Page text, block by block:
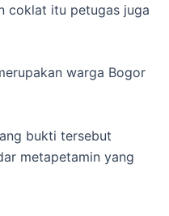
coklat itu petugas juga
warga Bogor
bukti tersebut
metapetamin yang